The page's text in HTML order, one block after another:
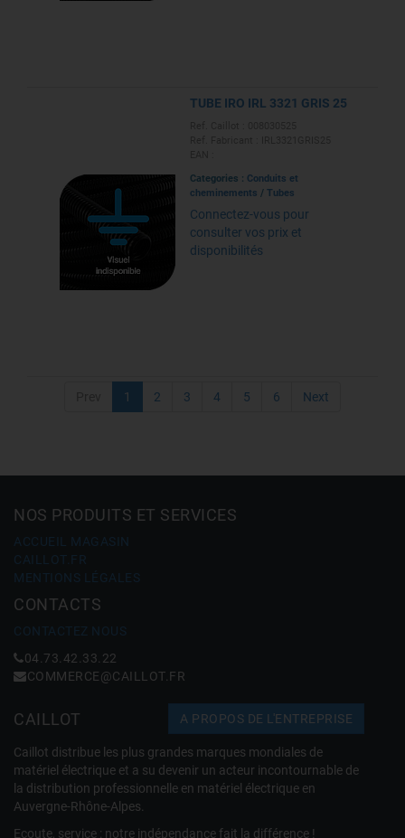
TUBE IRO IRL 3321 GRIS 25
Categories : Conduits et
cheminements / Tubes
Connectez-vous pour
consulter vos prix et
disponibilités
1 2 3 4 5 6 Next
NOS PRODUITS ET SERVICES
ACCUEIL MAGASIN
CAILLOT.FR
MENTIONS LÉGALES
CONTACTS
CONTACTEZ NOUS
04.73.42.33.22
COMMERCE@CAILLOT.FR
CAILLOT A PROPOS DE L'ENTREPRISE
Caillot distribue les plus grandes marques mondiales de
matériel électrique et a su devenir un acteur incontournable de
la distribution professionnelle en matériel électrique en
Auvergne-Rhône-Alpes.
Ecoute, service : notre indépendance fait la différence !